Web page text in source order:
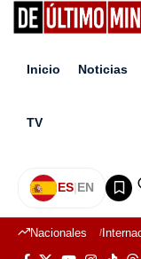
Inicio Noticias
TV
ES|EN
Nacionales